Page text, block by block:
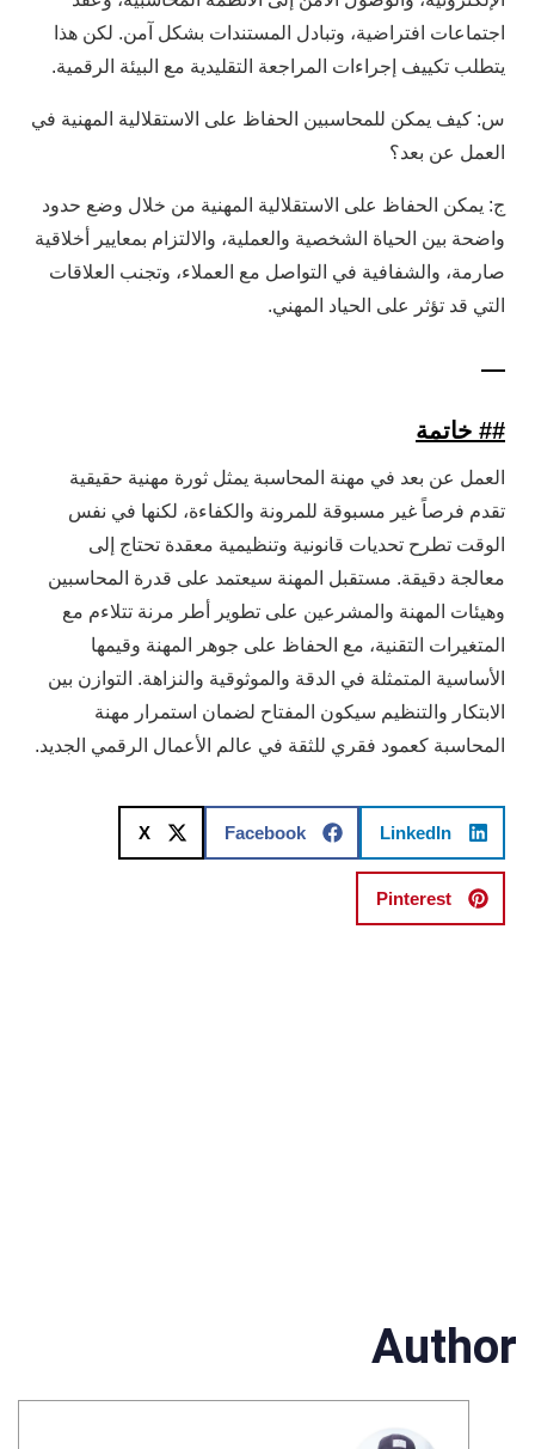
اجتماعات افتراضية، وتبادل المستندات بشكل آمن. لكن هذا
يتطلب تكييف إجراءات المراجعة التقليدية مع البيئة الرقمية.
س: كيف يمكن للمحاسبين الحفاظ على الاستقلالية المهنية في
العمل عن بعد؟
ج: يمكن الحفاظ على الاستقلالية المهنية من خلال وضع حدود
واضحة بين الحياة الشخصية والعملية، والالتزام بمعايير أخلاقية
صارمة، والشفافية في التواصل مع العملاء، وتجنب العلاقات
التي قد تؤثر على الحياد المهني.
—
## خاتمة
العمل عن بعد في مهنة المحاسبة يمثل ثورة مهنية حقيقية
تقدم فرصاً غير مسبوقة للمرونة والكفاءة، لكنها في نفس
الوقت تطرح تحديات قانونية وتنظيمية معقدة تحتاج إلى
معالجة دقيقة. مستقبل المهنة سيعتمد على قدرة المحاسبين
وهيئات المهنة والمشرعين على تطوير أطر مرنة تتلاءم مع
المتغيرات التقنية، مع الحفاظ على جوهر المهنة وقيمها
الأساسية المتمثلة في الدقة والموثوقية والنزاهة. التوازن بين
الابتكار والتنظيم سيكون المفتاح لضمان استمرار مهنة
المحاسبة كعمود فقري للثقة في عالم الأعمال الرقمي الجديد.
LinkedIn
Facebook
X
Pinterest
Author